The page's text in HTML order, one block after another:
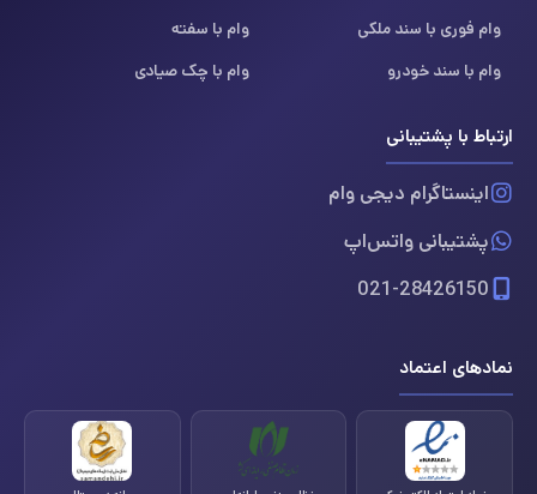
وام فوری با سند ملکی
وام با سفته
وام با سند خودرو
وام با چک صیادی
ارتباط با پشتیبانی
اینستاگرام دیجی وام
پشتیبانی واتس‌اپ
021-28426150
نمادهای اعتماد